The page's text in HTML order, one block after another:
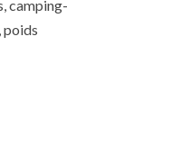
camping-
poids